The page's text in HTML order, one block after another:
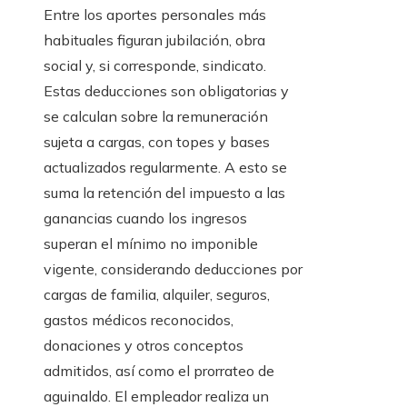
Entre los aportes personales más
habituales figuran jubilación, obra
social y, si corresponde, sindicato.
Estas deducciones son obligatorias y
se calculan sobre la remuneración
sujeta a cargas, con topes y bases
actualizados regularmente. A esto se
suma la retención del impuesto a las
ganancias cuando los ingresos
superan el mínimo no imponible
vigente, considerando deducciones por
cargas de familia, alquiler, seguros,
gastos médicos reconocidos,
donaciones y otros conceptos
admitidos, así como el prorrateo de
aguinaldo. El empleador realiza un